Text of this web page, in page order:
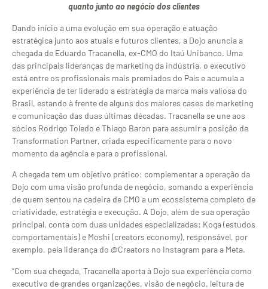
quanto junto ao negócio dos clientes
Dando início a uma evolução em sua operação e atuação
estratégica junto aos atuais e futuros clientes, a Dojo anuncia a
chegada de Eduardo Tracanella, ex-CMO do Itaú Unibanco. Uma
das principais lideranças de marketing da indústria, o executivo
está entre os profissionais mais premiados do País e acumula a
experiência de ter liderado a estratégia da marca mais valiosa do
Brasil, estando à frente de alguns dos maiores cases de marketing
e comunicação das duas últimas décadas. Tracanella se une aos
sócios Rodrigo Toledo e Thiago Baron para assumir a posição de
Transformation Partner, criada especificamente para o novo
momento da agência e para o profissional.
A chegada tem um objetivo prático: complementar a operação da
Dojo com uma visão profunda de negócio, somando a experiência
de quem sentou na cadeira de CMO a um ecossistema completo de
criatividade, estratégia e execução. A Dojo, além de sua operação
principal, conta com duas unidades especializadas: Koga (estudos
comportamentais) e Moshi (creators economy), responsável, por
exemplo, pela liderança do @Creators no Instagram para a Meta.
“Com sua chegada, Tracanella aporta à Dojo sua experiência como
executivo de grandes organizações, visão de negócio, leitura de